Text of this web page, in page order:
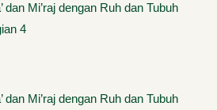
dan Mi’raj dengan Ruh dan Tubuh
4
dan Mi’raj dengan Ruh dan Tubuh